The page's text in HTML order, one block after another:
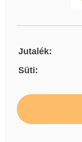
Jutalék:
Süti: